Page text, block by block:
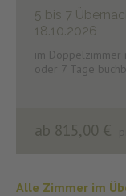
5 bis 7
18.10.2026
im Doppelzimmer
oder 7 Tage
ab 815,00 €
Alle Zimmer im